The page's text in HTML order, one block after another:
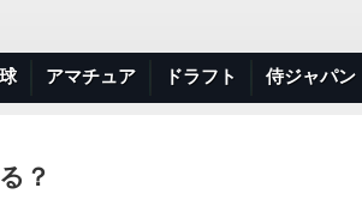
アマチュア ドラフト 侍ジャパン
？